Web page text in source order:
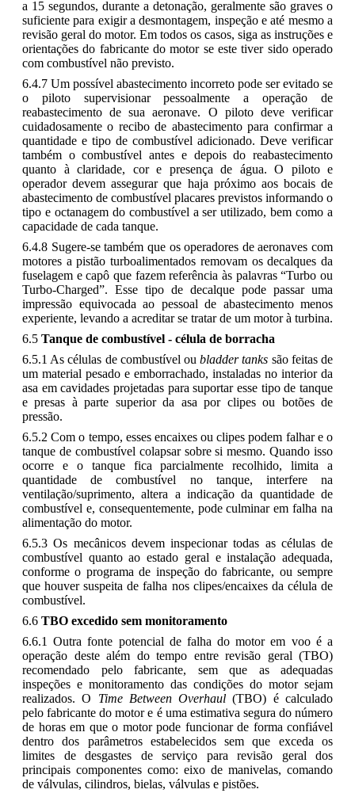
a 15 segundos, durante a detonação, geralmente são graves o
suficiente para exigir a desmontagem, inspeção e até mesmo a
revisão geral do motor. Em todos os casos, siga as instruções e
orientações do fabricante do motor se este tiver sido operado
com combustível não previsto.
6.4.7 Um possível abastecimento incorreto pode ser evitado se
o piloto supervisionar pessoalmente a operação de
reabastecimento de sua aeronave. O piloto deve verificar
cuidadosamente o recibo de abastecimento para confirmar a
quantidade e tipo de combustível adicionado. Deve verificar
também o combustível antes e depois do reabastecimento
quanto à claridade, cor e presença de água. O piloto e
operador devem assegurar que haja próximo aos bocais de
abastecimento de combustível placares previstos informando o
tipo e octanagem do combustível a ser utilizado, bem como a
capacidade de cada tanque.
6.4.8 Sugere-se também que os operadores de aeronaves com
motores a pistão turboalimentados removam os decalques da
fuselagem e capô que fazem referência às palavras “Turbo ou
Turbo-Charged”. Esse tipo de decalque pode passar uma
impressão equivocada ao pessoal de abastecimento menos
experiente, levando a acreditar se tratar de um motor à turbina.
6.5 Tanque de combustível - célula de borracha
6.5.1 As células de combustível oubladder tanks são feitas de
um material pesado e emborrachado, instaladas no interior da
asa em cavidades projetadas para suportar esse tipo de tanque
e presas à parte superior da asa por clipes ou botões de
pressão.
6.5.2 Com o tempo, esses encaixes ou clipes podem falhar e o
tanque de combustível colapsar sobre si mesmo. Quando isso
ocorre e o tanque fica parcialmente recolhido, limita a
quantidade de combustível no tanque, interfere na
ventilação/suprimento, altera a indicação da quantidade de
combustível e, consequentemente, pode culminar em falha na
alimentação do motor.
6.5.3 Os mecânicos devem inspecionar todas as células de
combustível quanto ao estado geral e instalação adequada,
conforme o programa de inspeção do fabricante, ou sempre
que houver suspeita de falha nos clipes/encaixes da célula de
combustível.
6.6 TBO excedido sem monitoramento
6.6.1 Outra fonte potencial de falha do motor em voo é a
operação deste além do tempo entre revisão geral (TBO)
recomendado pelo fabricante, sem que as adequadas
inspeções e monitoramento das condições do motor sejam
realizados. O Time Between Overhaul (TBO) é calculado
pelo fabricante do motor e é uma estimativa segura do número
de horas em que o motor pode funcionar de forma confiável
dentro dos parâmetros estabelecidos sem que exceda os
limites de desgastes de serviço para revisão geral dos
principais componentes como: eixo de manivelas, comando
de válvulas, cilindros, bielas, válvulas e pistões.